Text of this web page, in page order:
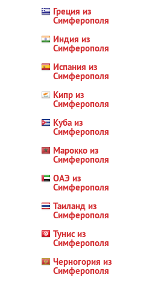
Греция из
Симферополя
Индия из
Симферополя
Испания из
Симферополя
Кипр из
Симферополя
Куба из
Симферополя
Марокко из
Симферополя
ОАЭ из
Симферополя
Таиланд из
Симферополя
Тунис из
Симферополя
Черногория из
Симферополя